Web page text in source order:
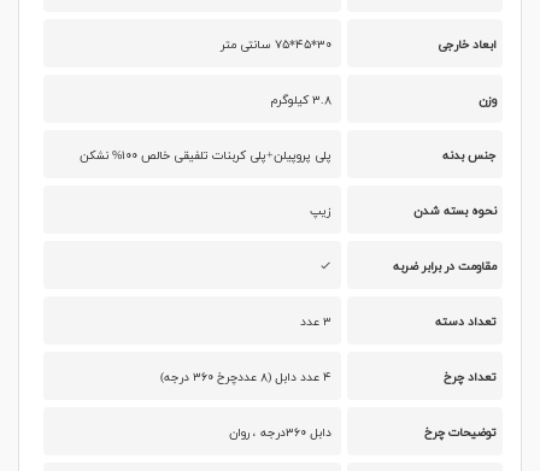
ابعاد خارجی ۳۰*۴۵*۷۵ سانتی متر
وزن ۳.۸ کیلوگرم
جنس بدنه پلی پروپیلن+پلی کربنات تلفیقی خالص ۱۰۰% نشکن
نحوه بسته شدن زیپ
مقاومت در برابر ضربه
تعداد دسته ۳ عدد
تعداد چرخ ۴ عدد دابل (۸ عددچرخ ۳۶۰ درجه)
توضیحات چرخ دابل ۳۶۰درجه ، روان